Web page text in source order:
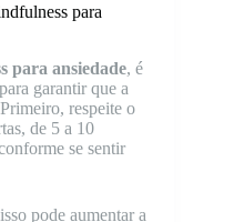
para
para ansiedade, é
garantir que a
respeite o
de 5 a 10
se sentir
pode aumentar a